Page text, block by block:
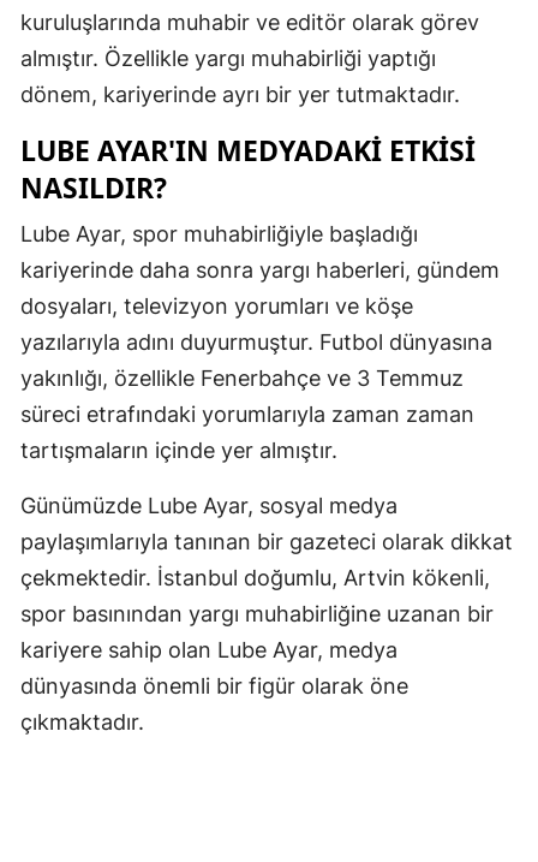
Muğla
Niğde
Rize
Siirt
Tokat
kuruluşlarında muhabir ve editör olarak görev
almıştır. Özellikle yargı muhabirliği yaptığı
dönem, kariyerinde ayrı bir yer tutmaktadır.
LUBE AYAR'IN MEDYADAKI ETKISI
NASILDIR?
Lube Ayar, spor muhabirliğiyle başladığı
kariyerinde daha sonra yargı haberleri, gündem
dosyaları, televizyon yorumları ve köşe
yazılarıyla adını duyurmuştur. Futbol dünyasına
yakınlığı, özellikle Fenerbahçe ve 3 Temmuz
süreci etrafındaki yorumlarıyla zaman zaman
tartışmaların içinde yer almıştır.
Günümüzde Lube Ayar, sosyal medya
paylaşımlarıyla tanınan bir gazeteci olarak dikkat
çekmektedir. İstanbul doğumlu, Artvin kökenli,
spor basınından yargı muhabirliğine uzanan bir
kariyere sahip olan Lube Ayar, medya
dünyasında önemli bir figür olarak öne
çıkmaktadır.